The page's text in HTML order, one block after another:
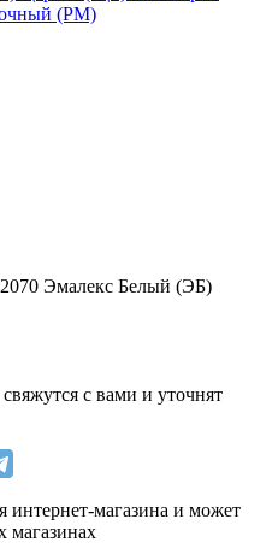
(РМ)
Эмалекс Белый (ЭБ)
с вами и уточнят
интернет-магазина и может
магазинах